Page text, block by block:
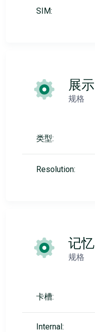
SIM:
展示
规格
类型:
Resolution:
记忆
规格
卡槽:
Internal: